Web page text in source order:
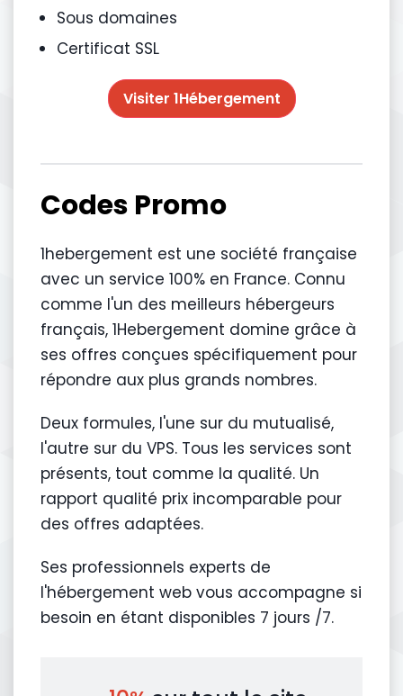
Sous domaines
Certificat SSL
Visiter 1Hébergement
Codes Promo
1hebergement est une société française
avec un service 100% en France. Connu
comme l'un des meilleurs hébergeurs
français, 1Hebergement domine grâce à
ses offres conçues spécifiquement pour
répondre aux plus grands nombres.
Deux formules, l'une sur du mutualisé,
l'autre sur du VPS. Tous les services sont
présents, tout comme la qualité. Un
rapport qualité prix incomparable pour
des offres adaptées.
Ses professionnels experts de
l'hébergement web vous accompagne si
besoin en étant disponibles 7 jours /7.